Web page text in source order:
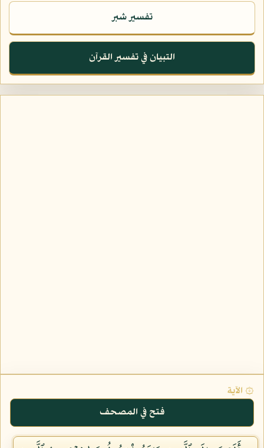
تفسير شبر
التبيان في تفسير القرآن
۞ الآية
فتح في المصحف